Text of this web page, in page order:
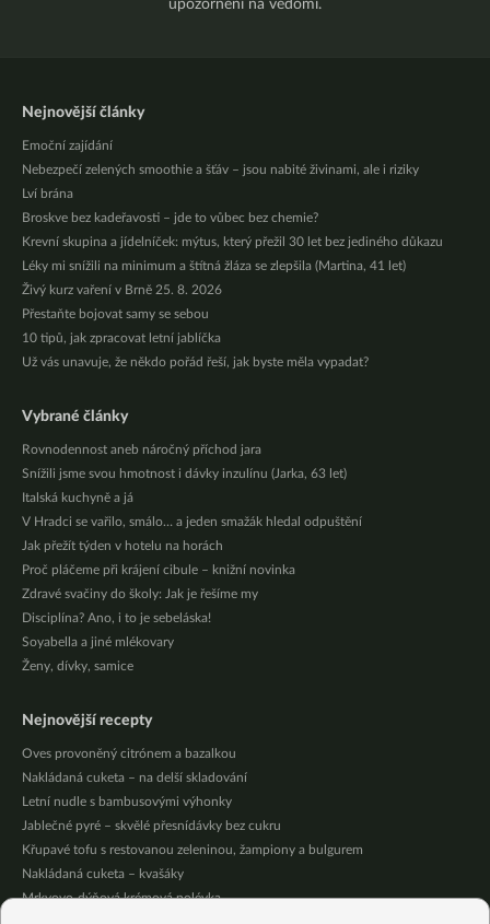
upozornění na vědomí.
Nejnovější články
Emoční zajídání
Nebezpečí zelených smoothie a šťáv – jsou nabité živinami, ale i riziky
Lví brána
Broskve bez kadeřavosti – jde to vůbec bez chemie?
Krevní skupina a jídelníček: mýtus, který přežil 30 let bez jediného důkazu
Léky mi snížili na minimum a štítná žláza se zlepšila (Martina, 41 let)
Živý kurz vaření v Brně 25. 8. 2026
Přestaňte bojovat samy se sebou
10 tipů, jak zpracovat letní jablíčka
Už vás unavuje, že někdo pořád řeší, jak byste měla vypadat?
Vybrané články
Rovnodennost aneb náročný příchod jara
Snížili jsme svou hmotnost i dávky inzulínu (Jarka, 63 let)
Italská kuchyně a já
V Hradci se vařilo, smálo… a jeden smažák hledal odpuštění
Jak přežít týden v hotelu na horách
Proč pláčeme při krájení cibule – knižní novinka
Zdravé svačiny do školy: Jak je řešíme my
Disciplína? Ano, i to je sebeláska!
Soyabella a jiné mlékovary
Ženy, dívky, samice
Nejnovější recepty
Oves provoněný citrónem a bazalkou
Nakládaná cuketa – na delší skladování
Letní nudle s bambusovými výhonky
Jablečné pyré – skvělé přesnídávky bez cukru
Křupavé tofu s restovanou zeleninou, žampiony a bulgurem
Nakládaná cuketa – kvašáky
Mrkvovo-dýňová krémová polévka